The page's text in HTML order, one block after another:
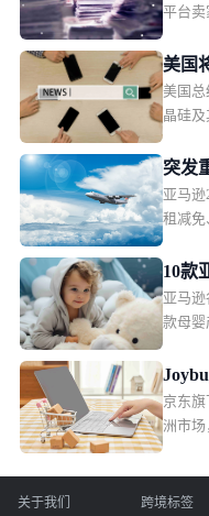
平台卖
表示，
境下
会改
美国
税
美国总
晶硅
2026
突发
划出
贴
亚马
租减免
10款
儿护
亚马
款母婴
款儿
2.2万。
日配
京东
洲市
速推出
物流体
关于我们 跨境标签